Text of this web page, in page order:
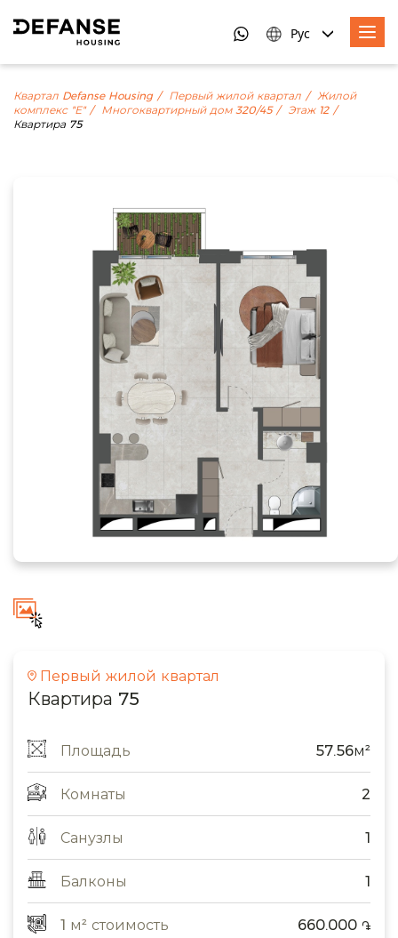
Рус
Квартал Defanse Housing Первый жилой квартал
Жилой
комплекс "Е"
Многоквартирный дом 320/45
Этаж 12
Квартира 75
Первый жилой квартал
Квартира 75
Площадь 57.56м²
Комнаты 2
Санузлы 1
Балконы 1
1 м² стоимость 660.000 ֏